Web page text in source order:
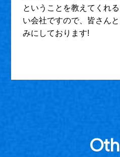
ということを教えてくれ
い会社ですので、皆さん
みにしております!